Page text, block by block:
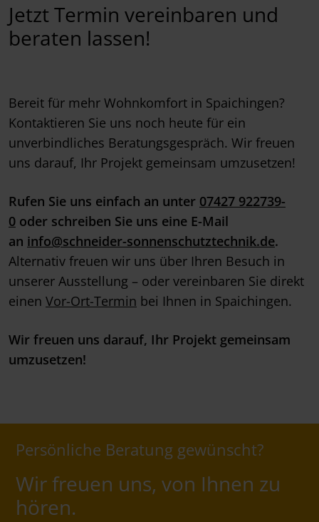
Jetzt Termin vereinbaren und
beraten lassen!
Bereit für mehr Wohnkomfort in Spaichingen?
Kontaktieren Sie uns noch heute für ein
unverbindliches Beratungsgespräch. Wir freuen
uns darauf, Ihr Projekt gemeinsam umzusetzen!
Rufen Sie uns einfach an unter 07427 922739-
0 oder schreiben Sie uns eine E-Mail
an info@schneider-sonnenschutztechnik.de.
Alternativ freuen wir uns über Ihren Besuch in
unserer Ausstellung – oder vereinbaren Sie direkt
einen Vor-Ort-Termin bei Ihnen in Spaichingen.
Wir freuen uns darauf, Ihr Projekt gemeinsam
umzusetzen!
Persönliche Beratung gewünscht?
Wir freuen uns, von Ihnen zu
hören.